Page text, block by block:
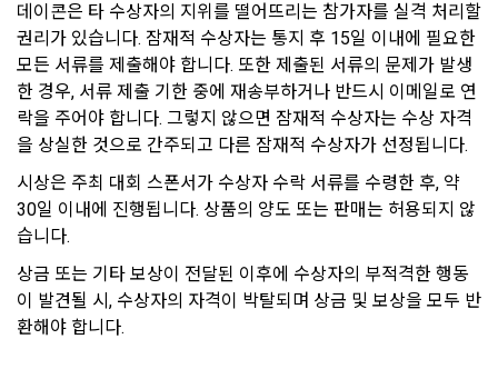
닫기 재발송
확인
제 19 조 (회사의 책임과 권한)
1. "회사"는 "개인회원" 또는 “인재회원”의 개인정보를 “기업회
원”의 요구에 따라 필터링 작업을 수행할 수 있다.
2. “회사”는 “개인회원” 또는 “인재회원”이 회원가입시 또는 인재
풀 등록시에 입력한 개인정보에 오자, 탈자 또는 사회적 통념에
어긋나는 문구와 내용, 명백하게 허위의 사실에 기초한 내용이
있을 경우, 이를 사전통보 없이 언제든지 삭제하거나 수정할 수
있다.
3. “인재회원”이 입력한 ‘인재풀 등록 정보’는 취업 및 관련 동향
의 통계자료로 활용될 수 있고 그 자료는 매체를 통해 언론에 배
포될 수 있다. 단, 활용되는 정보에는 개인을 식별할 수 있는 개
1) 파기절차
이용자가 회원가입 등을 위해 입력한 정보는 목적이 달성된 후
별도의 DB로 옮겨져(종이의 경우 별도의 서류함) 내부 방침 및
기타 관련법령에 의해 정보보호 사유에 따라 일정 기간 저장된
가 아니고는 다른 목적으로 이용되지 않습니다.
종이에 출력된 개인정보는 분쇄기로 분쇄하거나 소각을 통해 파
기합니다. 전자적 파일형태로 저장된 개인정보는 기록을 재생할
수 없는 기술적 방법을 사용하여 삭제합니다.
데이콘은 타 수상자의 지위를 떨어뜨리는 참가자를 실격 처리할
권리가 있습니다. 잠재적 수상자는 통지 후 15일 이내에 필요한
모든 서류를 제출해야 합니다. 또한 제출된 서류의 문제가 발생
한 경우, 서류 제출 기한 중에 재송부하거나 반드시 이메일로 연
락을 주어야 합니다. 그렇지 않으면 잠재적 수상자는 수상 자격
을 상실한 것으로 간주되고 다른 잠재적 수상자가 선정됩니다.
시상은 주최 대회 스폰서가 수상자 수락 서류를 수령한 후, 약
30일 이내에 진행됩니다. 상품의 양도 또는 판매는 허용되지 않
습니다.
상금 또는 기타 보상이 전달된 이후에 수상자의 부적격한 행동
이 발견될 시, 수상자의 자격이 박탈되며 상금 및 보상을 모두 반
환해야 합니다.